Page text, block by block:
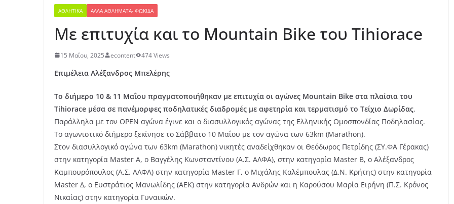
ΑΘΛΗΤΙΚΆ ΆΛΛΑ ΑΘΛΉΜΑΤΑ- ΦΩΚΊΔΑ
Με επιτυχία και το Mountain Bike του Tihiorace
15 Μαΐου, 2025 econtent 474 Views
Επιμέλεια Αλέξανδρος Μπελέρης
Το διήμερο 10 & 11 Μαΐου πραγματοποιήθηκαν με επιτυχία οι αγώνες Mountain Bike στα πλαίσια του
Tihiorace μέσα σε πανέμορφες ποδηλατικές διαδρομές με αφετηρία και τερματισμό το Τείχιο Δωρίδας.
Παράλληλα με τον OPEN αγώνα έγινε και ο διασυλλογικός αγώνας της Ελληνικής Ομοσπονδίας Ποδηλασίας.
Το αγωνιστικό διήμερο ξεκίνησε το Σάββατο 10 Μαΐου με τον αγώνα των 63km (Marathon).
Στον διασυλλογικό αγώνα των 63km (Marathon) νικητές αναδείχθηκαν οι Θεόδωρος Πετρίδης (ΣΥ.ΦΑ Γέρακας)
στην κατηγορία Master A, ο Βαγγέλης Κωνσταντίνου (Α.Σ. ΑΛΦΑ), στην κατηγορία Master Β, ο Αλέξανδρος
Καμπουρόπουλος (Α.Σ. ΑΛΦΑ) στην κατηγορία Master Γ, ο Μιχάλης Καλέμπουλας (Δ.Ν. Κρήτης) στην κατηγορία
Master Δ, ο Ευστράτιος Μανωλίδης (ΑΕΚ) στην κατηγορία Ανδρών και η Καρούσου Μαρία Ειρήνη (Π.Σ. Κρόνος
Νικαίας) στην κατηγορία Γυναικών.